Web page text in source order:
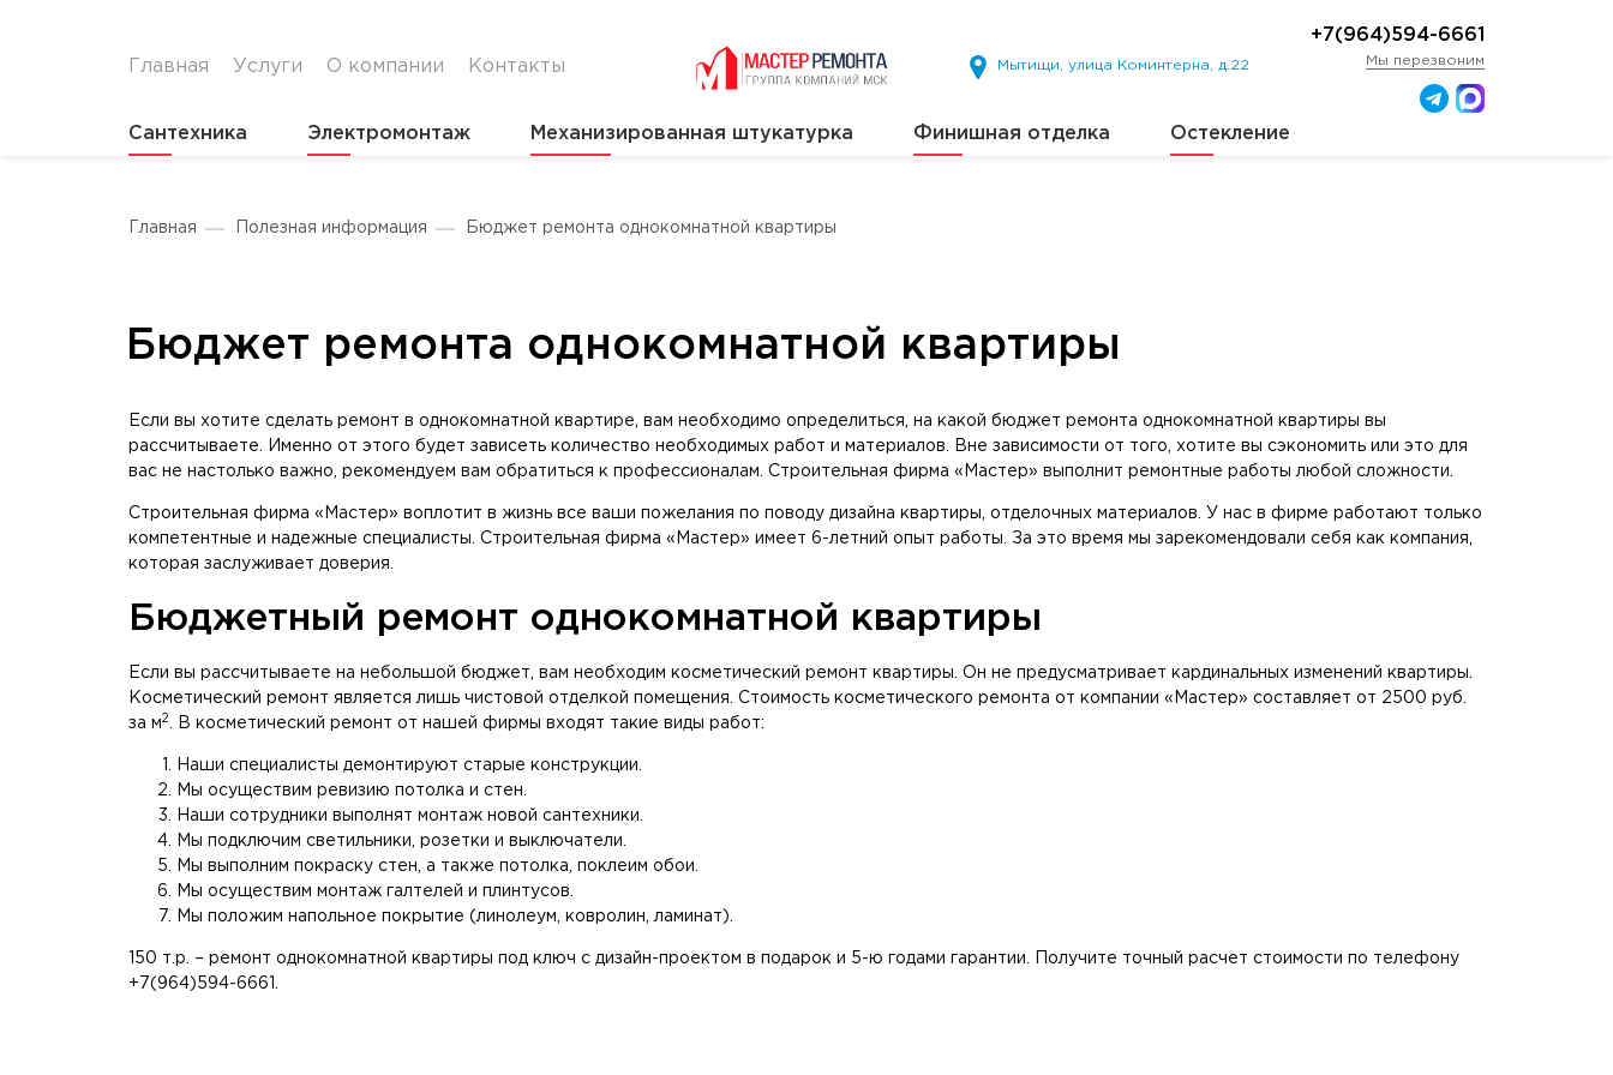
Главная Услуги О компании Контакты Мытищи, улица Коминтерна, д.22
+7(964)594-6661
Мы перезвоним
Сантехника Электромонтаж Механизированная штукатурка Финишная отделка Остекление
Главная Полезная информация Бюджет ремонта однокомнатной квартиры
Бюджет ремонта однокомнатной квартиры
Если вы хотите сделать ремонт в однокомнатной квартире, вам необходимо определиться, на какой бюджет ремонта однокомнатной квартиры вы
рассчитываете. Именно от этого будет зависеть количество необходимых работ и материалов. Вне зависимости от того, хотите вы сэкономить или это для
вас не настолько важно, рекомендуем вам обратиться к профессионалам. Строительная фирма «Мастер» выполнит ремонтные работы любой сложности.
Строительная фирма «Мастер» воплотит в жизнь все ваши пожелания по поводу дизайна квартиры, отделочных материалов. У нас в фирме работают только
компетентные и надежные специалисты. Строительная фирма «Мастер» имеет 6-летний опыт работы. За это время мы зарекомендовали себя как компания,
которая заслуживает доверия.
Бюджетный ремонт однокомнатной квартиры
Если вы рассчитываете на небольшой бюджет, вам необходим косметический ремонт квартиры. Он не предусматривает кардинальных изменений квартиры.
Косметический ремонт является лишь чистовой отделкой помещения. Стоимость косметического ремонта от компании «Мастер» составляет от 2500 руб.
за м 2 . В косметический ремонт от нашей фирмы входят такие виды работ:
Наши специалисты демонтируют старые конструкции.
Мы осуществим ревизию потолка и стен.
Наши сотрудники выполнят монтаж новой сантехники.
Мы подключим светильники, розетки и выключатели.
Мы выполним покраску стен, а также потолка, поклеим обои.
Мы осуществим монтаж галтелей и плинтусов.
Мы положим напольное покрытие (линолеум, ковролин, ламинат).
150 т.р. – ремонт однокомнатной квартиры под ключ с дизайн-проектом в подарок и 5-ю годами гарантии. Получите точный расчет стоимости по телефону
+7(964)594-6661.